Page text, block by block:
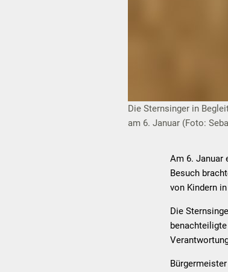
Die Sternsinger in
am 6. Januar (Foto:
Am 6. Januar
Besuch
von Kindern
Die